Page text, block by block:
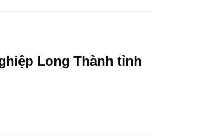
Long Thành tỉnh